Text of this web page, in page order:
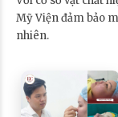
Mỹ Viện đảm bảo
nhiên.